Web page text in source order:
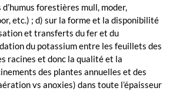
forestières mull, moder,
etc.) ; d) sur la forme et la disponibilité
et transferts du fer et du
du potassium entre les feuillets des
racines et donc la qualité et la
des plantes annuelles et des
vs anoxies) dans toute l’épaisseur